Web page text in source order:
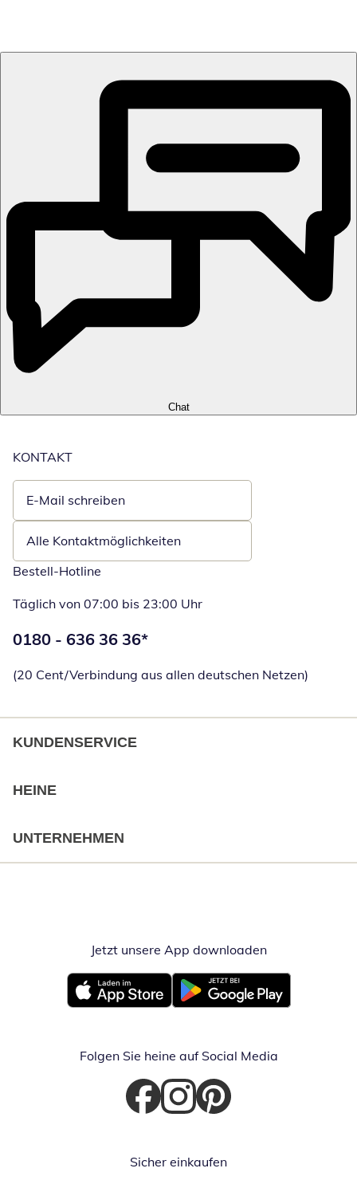
Chat
KONTAKT
E-Mail schreiben
Öffnet E-Mail-Client
Alle Kontaktmöglichkeiten
Bestell-Hotline
Täglich von 07:00 bis 23:00 Uhr
Telefonnummer:
0180 - 636 36 36*
(20 Cent/Verbindung aus allen deutschen Netzen)
KUNDENSERVICE
HEINE
UNTERNEHMEN
Jetzt unsere App downloadenÖffnet in
Öffnet in neuem FensterÖffnet in neuem Fenster
Folgen Sie heine auf Social Media
Öffnet in neuem Fenster
Öffnet in neuem Fenster
Öffnet in neuem Fenster
Sicher einkaufen